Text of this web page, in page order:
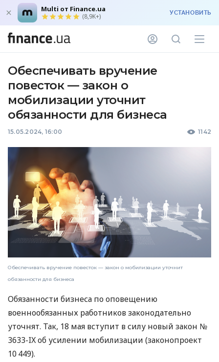
Multi от Finance.ua
(8,9K+) УСТАНОВИТЬ
Обеспечивать вручение
повесток — закон о
мобилизации уточнит
обязанности для бизнеса
15.05.2024, 16:00 1142
Обеспечивать вручение повесток — закон о мобилизации уточнит
обязанности для бизнеса
Обязанности бизнеса по оповещению
военнообязанных работников законодательно
уточнят. Так, 18 мая вступит в силу новый закон №
3633-IX об усилении мобилизации (законопроект
10 449).